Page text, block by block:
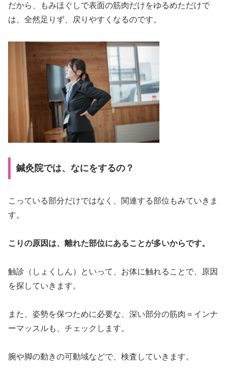
だから、もみほぐしで表面の筋肉だけをゆるめただけで
は、全然足りず、戻りやすくなるのです。
鍼灸院では、なにをするの？
こっている部分だけではなく、関連する部位もみていきま
す。
こりの原因は、離れた部位にあることが多いからです。
触診（しょくしん）といって、お体に触れることで、原因
を探していきます。
また、姿勢を保つために必要な、深い部分の筋肉＝インナ
ーマッスルも、チェックします。
腕や脚の動きの可動域などで、検査していきます。